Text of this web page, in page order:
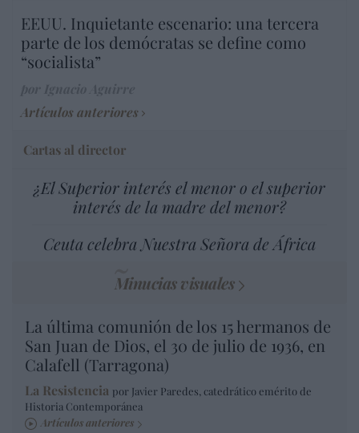
EEUU. Inquietante escenario: una tercera
parte de los demócratas se define como
“socialista”
Artículos anteriores
Cartas al director
¿El Superior interés el menor o el superior
interés de la madre del menor?
Ceuta celebra Nuestra Señora de África
Minucias visuales
La última comunión de los 15 hermanos de
San Juan de Dios, el 30 de julio de 1936, en
Calafell (Tarragona)
La Resistencia por Javier Paredes, catedrático emérito de
Historia Contemporánea
Artículos anteriores